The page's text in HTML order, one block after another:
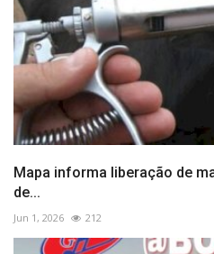
Mapa informa liberação de
de...
Jun 1, 2026 212